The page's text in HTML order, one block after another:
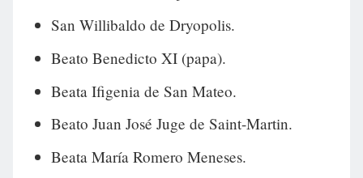
San Willibaldo de Dryopolis.
Beato Benedicto XI (papa).
Beata Ifigenia de San Mateo.
Beato Juan José Juge de Saint-Martin.
Beata María Romero Meneses.